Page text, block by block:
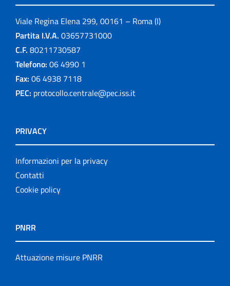
Viale Regina Elena 299, 00161 – Roma (I)
Partita I.V.A. 03657731000
C.F. 80211730587
Telefono: 06 4990 1
Fax: 06 4938 7118
PEC: protocollo.centrale@pec.iss.it
PRIVACY
Informazioni per la privacy
Contatti
Cookie policy
PNRR
Attuazione misure PNRR